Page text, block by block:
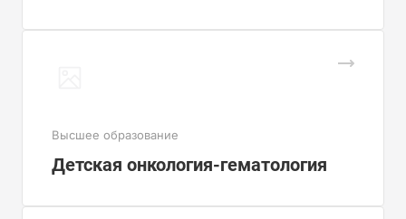
Высшее образование
Детская онкология-гематология